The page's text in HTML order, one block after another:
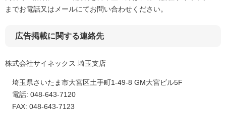
までお電話又はメールにてお問い合わせください。
広告掲載に関する連絡先
株式会社サイネックス 埼玉支店
埼玉県さいたま市大宮区土手町1-49-8 GM大宮ビル5F
電話: 048-643-7120
FAX: 048-643-7123